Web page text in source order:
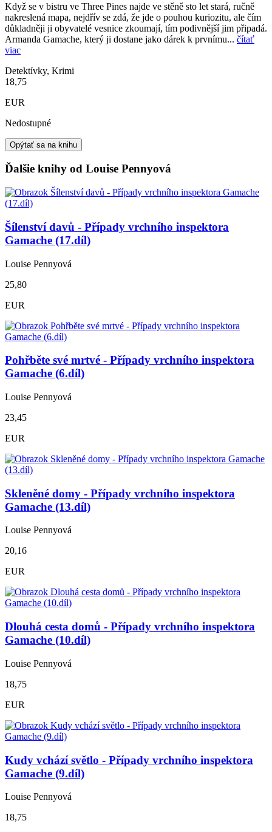
Když se v bistru ve Three Pines najde ve stěně sto let stará, ručně
nakreslená mapa, nejdřív se zdá, že jde o pouhou kuriozitu, ale čím
důkladněji ji obyvatelé vesnice zkoumají, tím podivnější jim připadá.
Armanda Gamache, který ji dostane jako dárek k prvnímu... čítať
viac
Detektívky, Krimi
18,75
EUR
Nedostupné
Opýtať sa na knihu
Ďalšie knihy od Louise Pennyová
Šílenství davů - Případy vrchního inspektora
Gamache (17.díl)
Louise Pennyová
25,80
EUR
Pohřběte své mrtvé - Případy vrchního inspektora
Gamache (6.díl)
Louise Pennyová
23,45
EUR
Skleněné domy - Případy vrchního inspektora
Gamache (13.díl)
Louise Pennyová
20,16
EUR
Dlouhá cesta domů - Případy vrchního inspektora
Gamache (10.díl)
Louise Pennyová
18,75
EUR
Kudy vchází světlo - Případy vrchního inspektora
Gamache (9.díl)
Louise Pennyová
18,75